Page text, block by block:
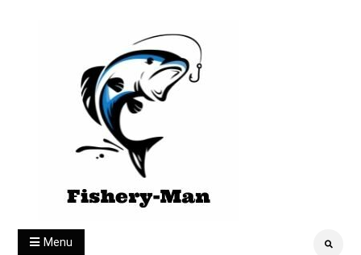
fishery-man
Menu Search